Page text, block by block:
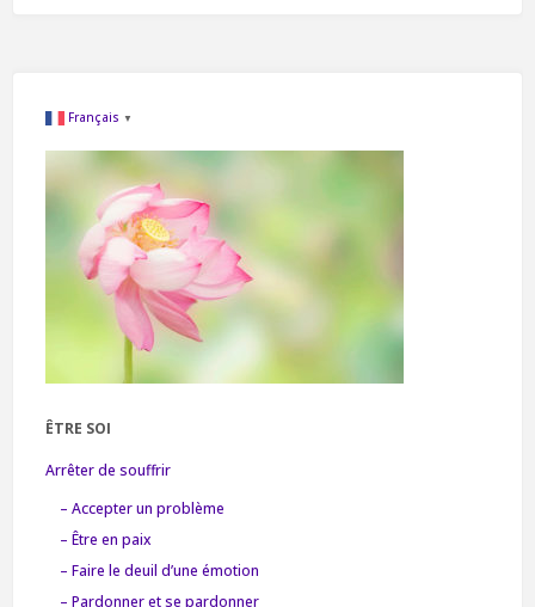
Français ▼
ÊTRE SOI
Arrêter de souffrir
– Accepter un problème
– Être en paix
– Faire le deuil d’une émotion
– Pardonner et se pardonner